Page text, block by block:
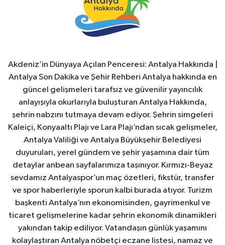
Akdeniz’in Dünyaya Açılan Penceresi: Antalya Hakkında |
Antalya Son Dakika ve Şehir Rehberi Antalya hakkında en
güncel gelişmeleri tarafsız ve güvenilir yayıncılık
anlayışıyla okurlarıyla buluşturan Antalya Hakkında,
şehrin nabzını tutmaya devam ediyor. Şehrin simgeleri
Kaleiçi, Konyaaltı Plajı ve Lara Plajı’ndan sıcak gelişmeler,
Antalya Valiliği ve Antalya Büyükşehir Belediyesi
duyuruları, yerel gündem ve şehir yaşamına dair tüm
detaylar anbean sayfalarımıza taşınıyor. Kırmızı-Beyaz
sevdamız Antalyaspor’un maç özetleri, fikstür, transfer
ve spor haberleriyle sporun kalbi burada atıyor. Turizm
başkenti Antalya’nın ekonomisinden, gayrimenkul ve
ticaret gelişmelerine kadar şehrin ekonomik dinamikleri
yakından takip ediliyor. Vatandaşın günlük yaşamını
kolaylaştıran Antalya nöbetçi eczane listesi, namaz ve